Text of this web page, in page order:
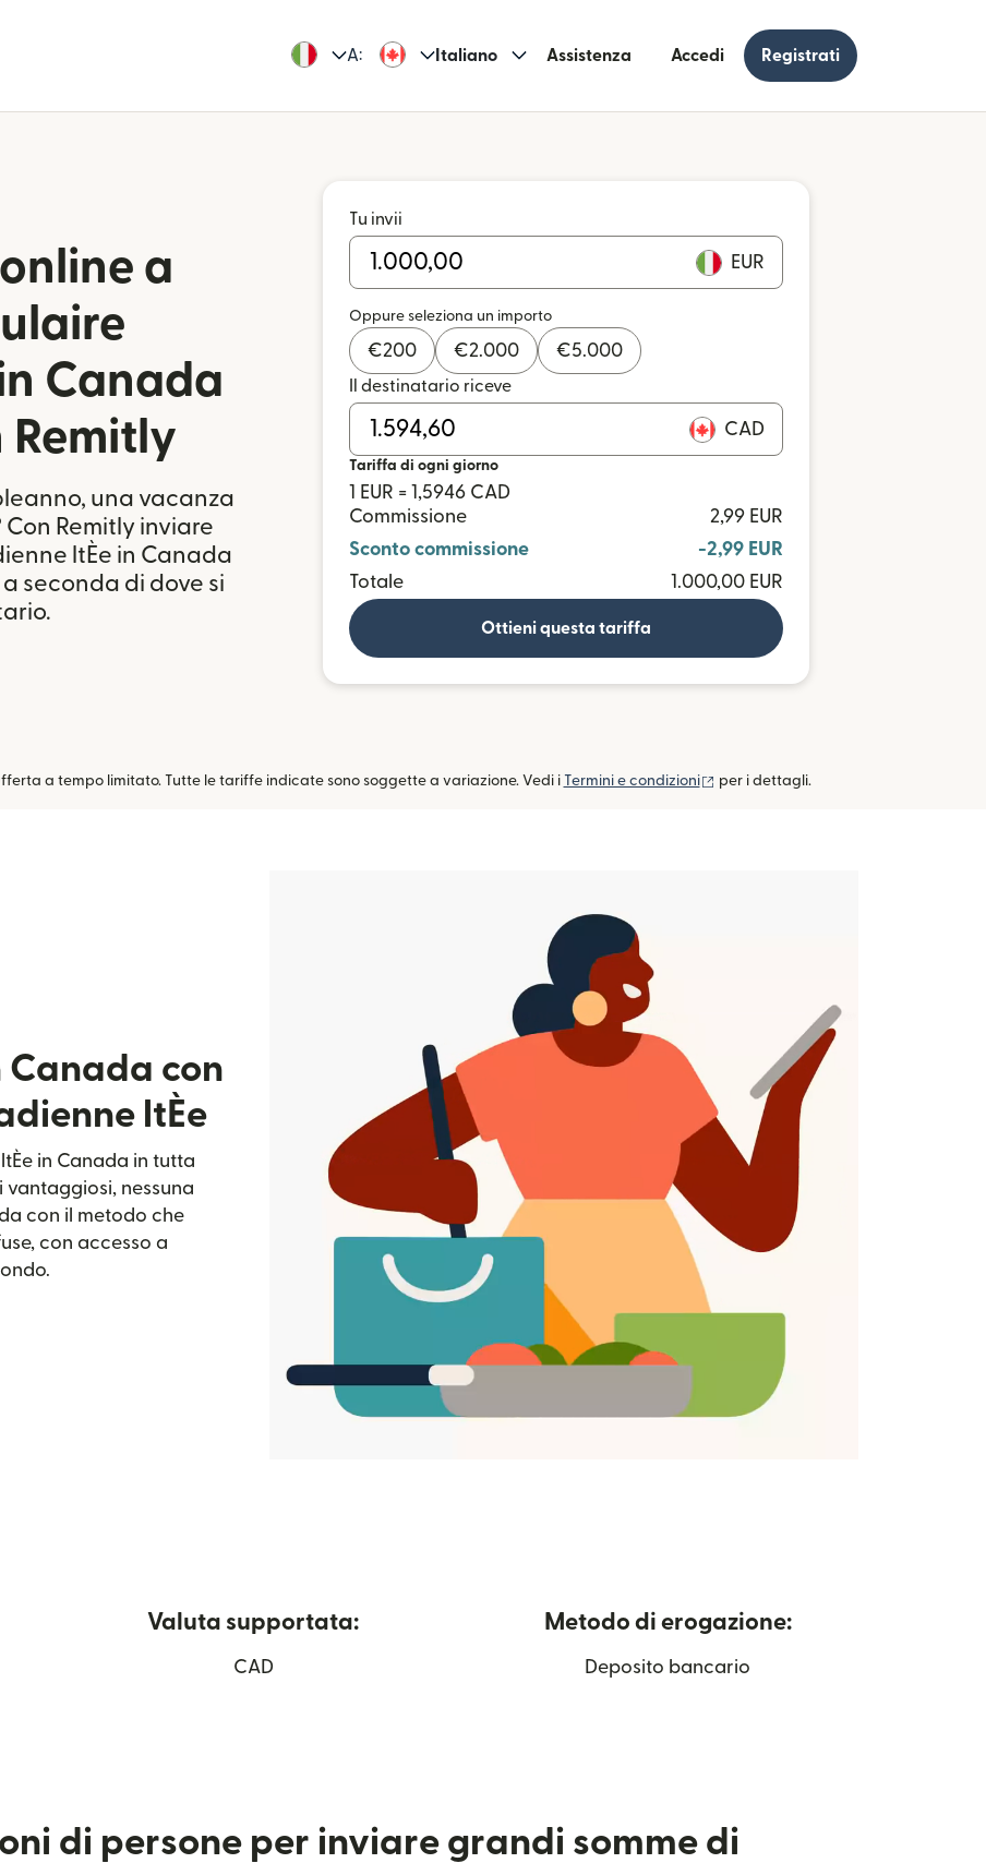
A: Italiano Assistenza Accedi Registrati
a
Canada
una vacanza
Remitly inviare
ltÈe in Canada
seconda di dove si
Tu invii
EUR
Oppure seleziona un importo
€200 €2.000 €5.000
Il destinatario riceve
CAD
Tariffa di ogni giorno
1 EUR = 1,5946 CAD
Commissione
2,99 EUR
Sconto commissione
-2,99 EUR
Totale
1.000,00 EUR
Ottieni questa tariffa
a tempo limitato. Tutte le tariffe indicate sono soggette a variazione. Vedi i Termini e condizioni (si apre in una nuova finestra)
per i dettagli.
Canada con
ltÈe
in Canada in tutta
vantaggiosi, nessuna
con il metodo che
con accesso a
apre in una nuova finestra)
Valuta supportata:
CAD
Metodo di erogazione:
Deposito bancario
di persone per inviare grandi somme di